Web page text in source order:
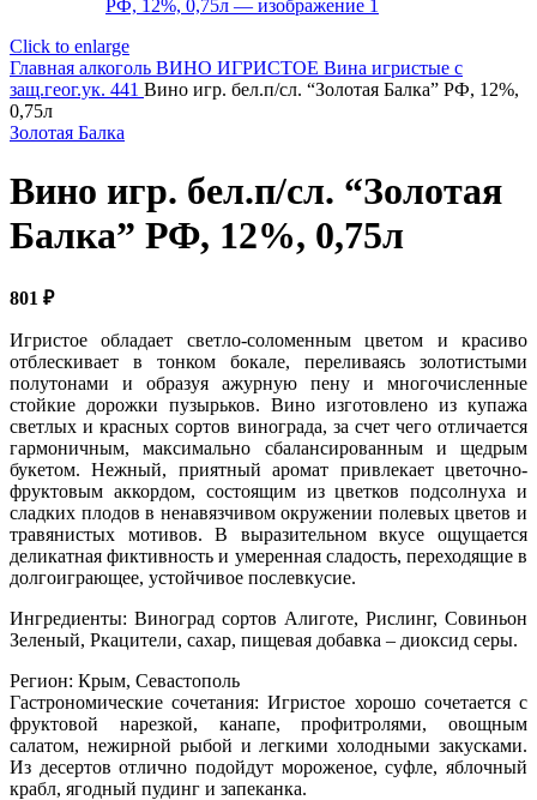
Click to enlarge
Главная алкоголь ВИНО ИГРИСТОЕ Вина игристые с
защ.геог.ук. 441 Вино игр. бел.п/сл. “Золотая Балка” РФ, 12%,
0,75л
Золотая Балка
Вино игр. бел.п/сл. “Золотая
Балка” РФ, 12%, 0,75л
801 ₽
Игристое обладает светло-соломенным цветом и красиво
отблескивает в тонком бокале, переливаясь золотистыми
полутонами и образуя ажурную пену и многочисленные
стойкие дорожки пузырьков. Вино изготовлено из купажа
светлых и красных сортов винограда, за счет чего отличается
гармоничным, максимально сбалансированным и щедрым
букетом. Нежный, приятный аромат привлекает цветочно-
фруктовым аккордом, состоящим из цветков подсолнуха и
сладких плодов в ненавязчивом окружении полевых цветов и
травянистых мотивов. В выразительном вкусе ощущается
деликатная фиктивность и умеренная сладость, переходящие в
долгоиграющее, устойчивое послевкусие.
Ингредиенты: Виноград сортов Алиготе, Рислинг, Совиньон
Зеленый, Ркацители, сахар, пищевая добавка – диоксид серы.
Регион: Крым, Севастополь
Гастрономические сочетания: Игристое хорошо сочетается с
фруктовой нарезкой, канапе, профитролями, овощным
салатом, нежирной рыбой и легкими холодными закусками.
Из десертов отлично подойдут мороженое, суфле, яблочный
крабл, ягодный пудинг и запеканка.